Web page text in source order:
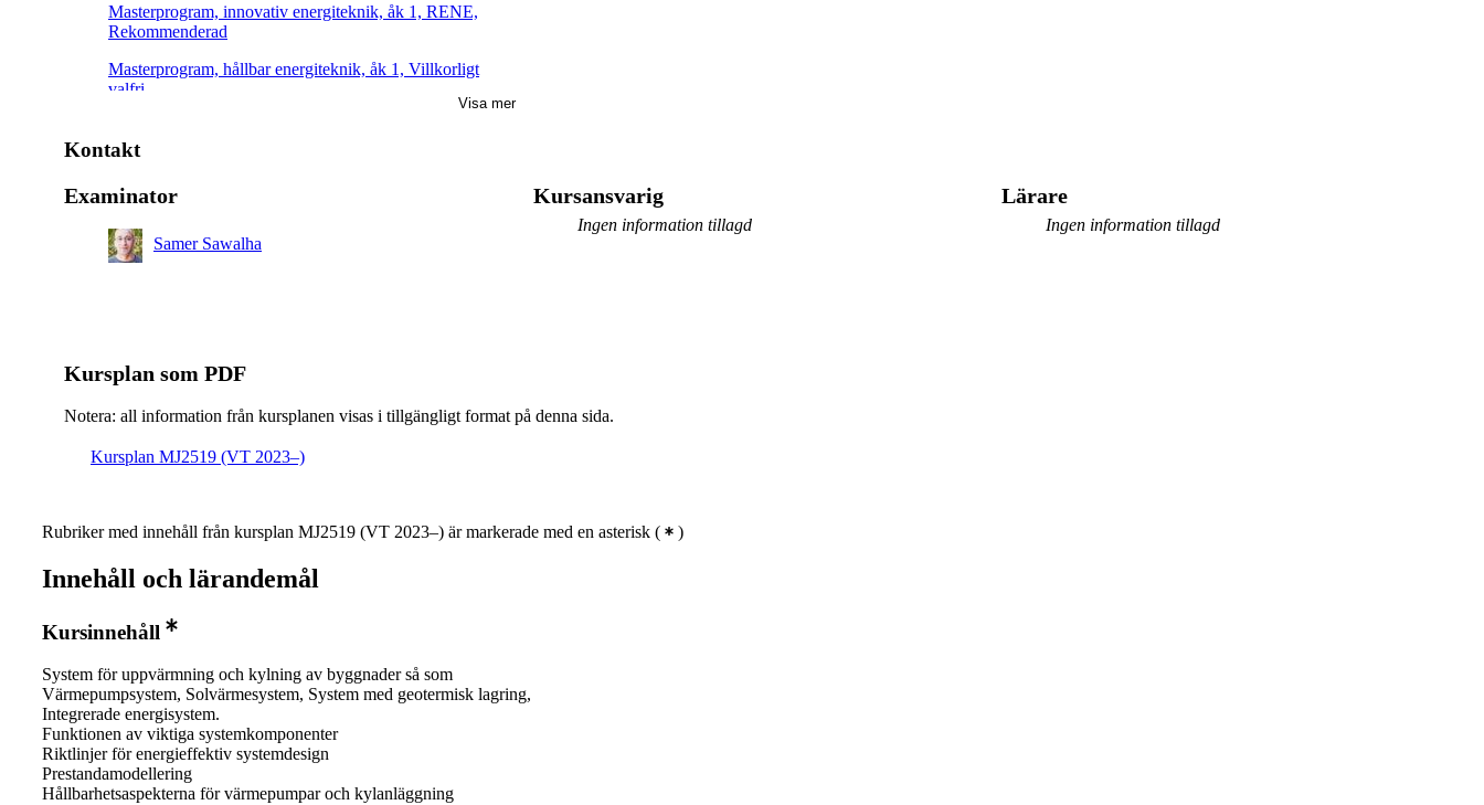
Masterprogram, innovativ energiteknik, åk 1, RENE,
Rekommenderad
Masterprogram, hållbar energiteknik, åk 1, Villkorligt
valfri
Visa mer
Kontakt
Examinator
Samer Sawalha
Kursansvarig
Ingen information tillagd
Lärare
Ingen information tillagd
Kursplan som PDF
Notera: all information från kursplanen visas i tillgängligt format på denna sida.
Kursplan MJ2519 (VT 2023–)
Rubriker med innehåll från kursplan MJ2519 (VT 2023–) är markerade med en asterisk ( )
Innehåll och lärandemål
Kursinnehåll
System för uppvärmning och kylning av byggnader så som
Värmepumpsystem, Solvärmesystem, System med geotermisk lagring,
Integrerade energisystem.
Funktionen av viktiga systemkomponenter
Riktlinjer för energieffektiv systemdesign
Prestandamodellering
Hållbarhetsaspekterna för värmepumpar och kylanläggning